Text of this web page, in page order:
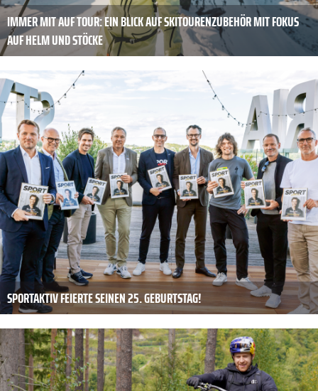
IMMER MIT AUF TOUR: EIN BLICK AUF SKITOUREN­ZUBEHÖR MIT FOKUS
AUF HELM UND STÖCKE
SPORTAKTIV FEIERTE SEINEN 25. GEBURTSTAG!